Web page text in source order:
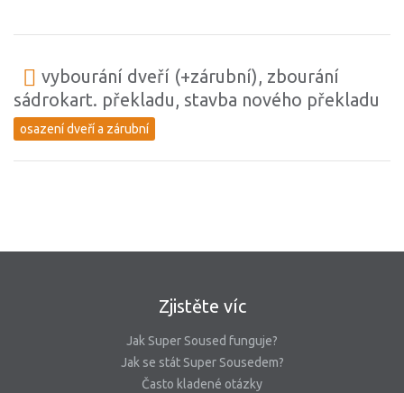
vybourání dveří (+zárubní), zbourání
sádrokart. překladu, stavba nového překladu
osazení dveří a zárubní
Zjistěte víc
Jak Super Soused funguje?
Jak se stát Super Sousedem?
Často kladené otázky